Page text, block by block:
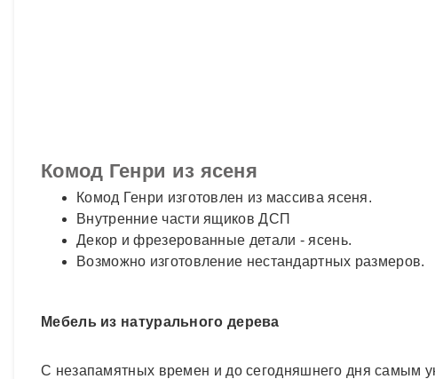
Комод Генри из ясеня
Комод Генри изготовлен из массива ясеня.
Внутренние части ящиков ДСП
Декор и фрезерованные детали - ясень.
Возможно изготовление нестандартных размеров.
Мебель из натурального дерева
С незапамятных времен и до сегодняшнего дня самым